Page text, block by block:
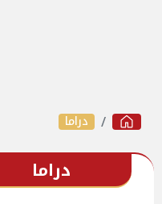
دراما
دراما